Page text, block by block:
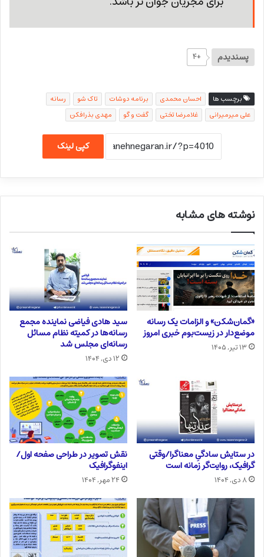
پسندیدم +۴
برچسب ها احسان محمدی برنامه دوشات تاک شو
رسانه
علی میرمیرانی
غلامرضا تختی گفت و گو مهدی بذرافکن
کپی لینک
نوشته های مشابه
«گمان‌شکن» و الزامات یک رسانه
موضع‌دار در زیست‌بوم خبری امروز
۱۳ تیر, ۱۴۰۵
سید هادی فیاضی نماینده مجمع
رسانه‌ها در کمیته نظام مسائل
رسانه‌ای مجلس شد
۱۲ دی, ۱۴۰۴
در ستایش سادگیِ معناگرا/وقتی
گرافیک، روایت‌گر زمانه است
۸ دی, ۱۴۰۴
نقش تصویر در طراحی صفحه اول/
اینفوگرافیک
۲۴ مهر, ۱۴۰۴